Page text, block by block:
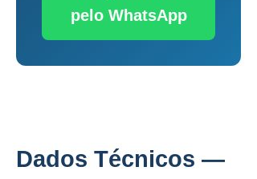
pelo WhatsApp
Dados Técnicos —